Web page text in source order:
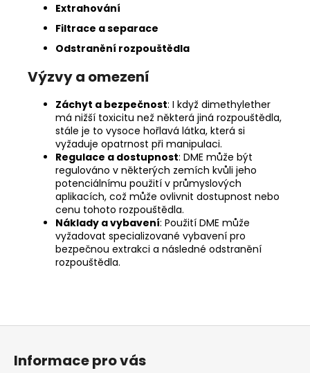
Extrahování
Filtrace a separace
Odstranění rozpouštědla
Výzvy a omezení
Záchyt a bezpečnost: I když dimethylether
má nižší toxicitu než některá jiná rozpouštědla,
stále je to vysoce hořlavá látka, která si
vyžaduje opatrnost při manipulaci.
Regulace a dostupnost: DME může být
regulováno v některých zemích kvůli jeho
potenciálnímu použití v průmyslových
aplikacích, což může ovlivnit dostupnost nebo
cenu tohoto rozpouštědla.
Náklady a vybavení: Použití DME může
vyžadovat specializované vybavení pro
bezpečnou extrakci a následné odstranění
rozpouštědla.
Z
Informace pro vás